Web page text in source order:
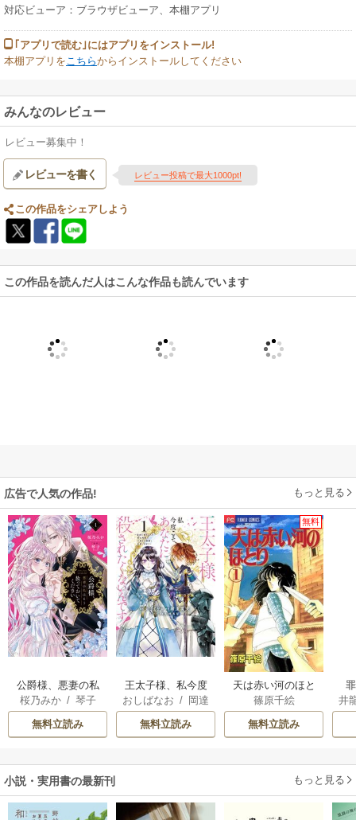
対応ビューア：ブラウザビューア、本棚アプリ
｢アプリで読む｣にはアプリをインストール!
本棚アプリを こちらからインストールしてください
みんなのレビュー
レビュー募集中！
レビューを書く レビュー投稿で最大1000pt!
この作品をシェアしよう
この作品を読んだ人はこんな作品も読んでいます
広告で人気の作品! もっと見る
公爵様、悪妻の私
はもう放っておい
てください
桜乃みか/ 琴子
無料立読み
王太子様、私今度
こそあなたに殺さ
れたくないんで
す！ ～聖女に嵌め
二度目は串刺し回
おしばなお / 岡達
英茉/先崎真琴
無料立読み
無料
天は赤い河のほと
り
篠原千絵
無料立読み
井
小説・実用書の最新刊 もっと見る